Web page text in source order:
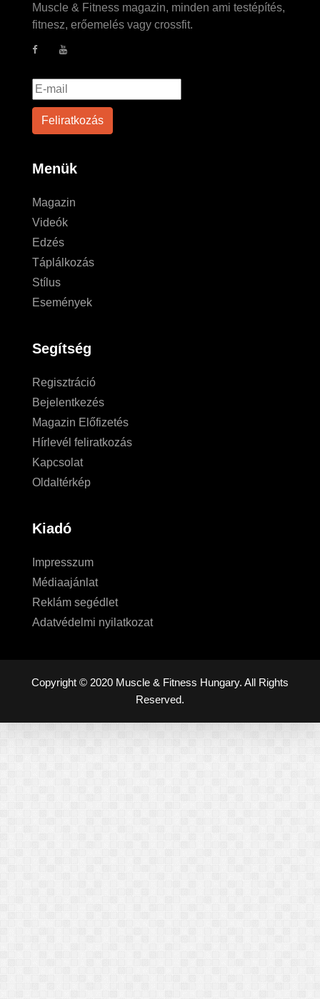
Muscle & Fitness magazin, minden ami testépítés,
fitnesz, erőemelés vagy crossfit.
Menük
Magazin
Videók
Edzés
Táplálkozás
Stílus
Események
Segítség
Regisztráció
Bejelentkezés
Magazin Előfizetés
Hírlevél feliratkozás
Kapcsolat
Oldaltérkép
Kiadó
Impresszum
Médiaajánlat
Reklám segédlet
Adatvédelmi nyilatkozat
Copyright © 2020 Muscle & Fitness Hungary. All Rights
Reserved.